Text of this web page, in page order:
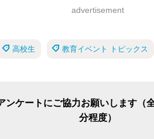
advertisement
高校生 教育イベント トピックス
ンケートにご協力お願いします（
分程度）